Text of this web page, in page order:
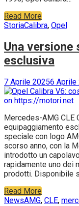
Read More
StoriaCalibra, Opel
Una versione
esclusiva
7 Aprile 20256 Aprile
Mercedes-AMG CLE
equipaggiamento
speciale con logo
scorso anno, con la
introdotto un
rapidamente uno dei
prodotti. Disponibile
Read More
NewsAMG, CLE,